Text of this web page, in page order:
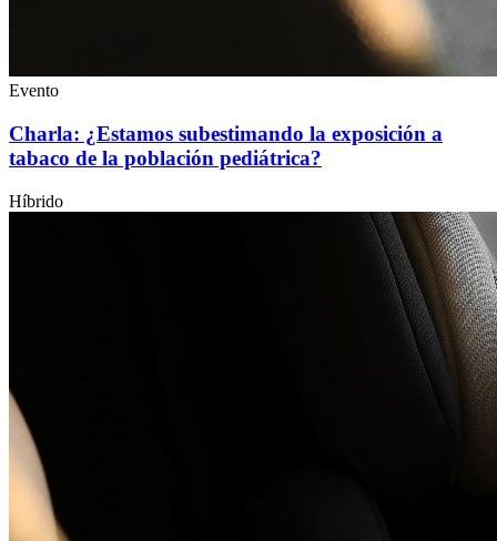
Evento
Charla: ¿Estamos subestimando la exposición a
tabaco de la población pediátrica?
Híbrido